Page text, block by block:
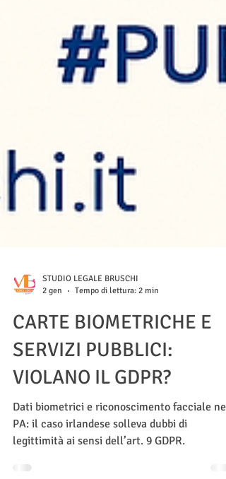
STUDIO LEGALE BRUSCHI
2 gen
Tempo di lettura: 2 min
CARTE BIOMETRICHE E
SERVIZI PUBBLICI:
VIOLANO IL GDPR?
Dati biometrici e riconoscimento facciale
PA: il caso irlandese solleva dubbi di